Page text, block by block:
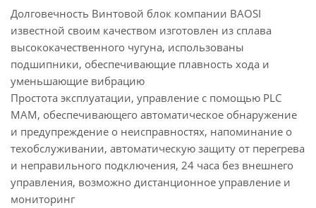
Долговечность Винтовой блок компании BAOSI
известной своим качеством изготовлен из сплава
высококачественного чугуна, использованы
подшипники, обеспечивающие плавность хода и
уменьшающие вибрацию
Простота эксплуатации, управление с помощью PLC
МАМ, обеспечивающего автоматическое обнаружение
и предупреждение о неисправностях, напоминание о
техобслуживании, автоматическую защиту от перегрева
и неправильного подключения, 24 часа без внешнего
управления, возможно дистанционное управление и
мониторинг